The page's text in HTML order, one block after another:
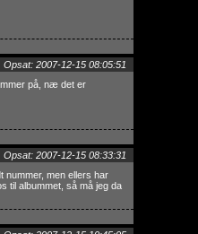
Opsat: 2007-12-15 08:05:51
på, næ det er
Opsat: 2007-12-15 08:33:31
nummer, men ellers har
til albummet, så må jeg da